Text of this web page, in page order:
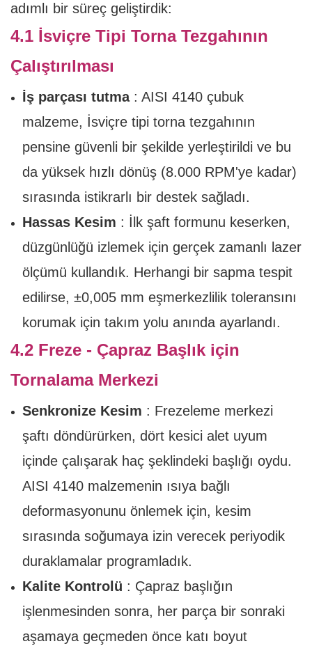
adımlı bir süreç geliştirdik:
4.1 İsviçre Tipi Torna Tezgahının
Çalıştırılması
İş parçası tutma: AISI 4140 çubuk
malzeme, İsviçre tipi torna tezgahının
pensine güvenli bir şekilde yerleştirildi ve bu
da yüksek hızlı dönüş (8.000 RPM'ye kadar)
sırasında istikrarlı bir destek sağladı.
Hassas Kesim : İlk şaft formunu keserken,
düzgünlüğü izlemek için gerçek zamanlı lazer
ölçümü kullandık. Herhangi bir sapma tespit
edilirse, ±0,005 mm eşmerkezlilik toleransını
korumak için takım yolu anında ayarlandı.
4.2 Freze - Çapraz Başlık için
Tornalama Merkezi
Senkronize Kesim : Frezeleme merkezi
şaftı döndürürken, dört kesici alet uyum
içinde çalışarak haç şeklindeki başlığı oydu.
AISI 4140 malzemenin ısıya bağlı
deformasyonunu önlemek için, kesim
sırasında soğumaya izin verecek periyodik
duraklamalar programladık.
Kalite Kontrolü : Çapraz başlığın
işlenmesinden sonra, her parça bir sonraki
aşamaya geçmeden önce katı boyut